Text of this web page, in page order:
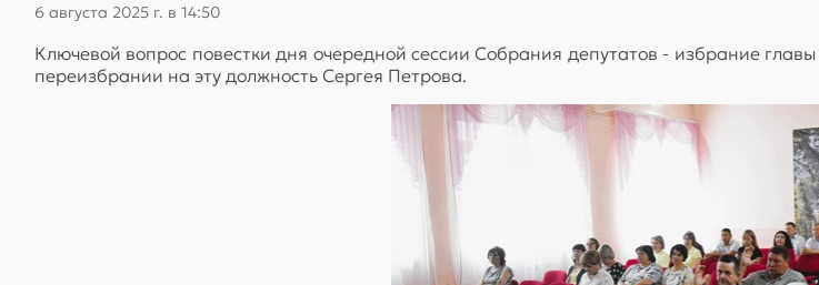
6 августа 2025 г. в 14:50
Ключевой вопрос повестки дня очередной сессии Собрания депутатов - избрание
переизбрании на эту должность Сергея Петрова.